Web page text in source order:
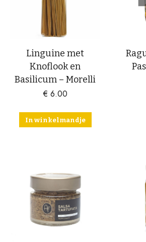
Linguine met
Knoflook en
Basilicum – Morelli
€ 6.00
In winkelmandje